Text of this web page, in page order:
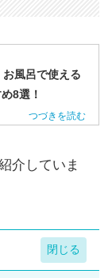
お風呂で使える
8選！
介していま